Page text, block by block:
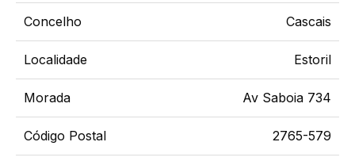
Concelho Cascais
Localidade Estoril
Morada Av Saboia 734
Código Postal 2765-579